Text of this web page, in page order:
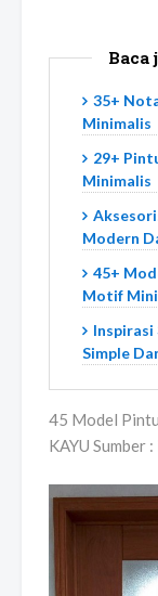
Baca
35+
Minimalis
29+
Minimalis
Modern
45+
Motif
Inspirasi
Simple
45 Model
KAYU Sumber